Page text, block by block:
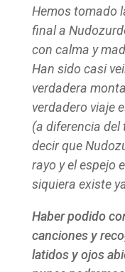
Hemos tomado
final a
con calma y
Han sido casi
verdadera
verdadero viaje
(a diferencia
decir que
rayo y el espejo
siquiera existe
Haber podido
canciones y
latidos y ojos